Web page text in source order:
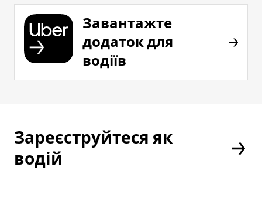
Завантажте
додаток для
водіїв
Зареєструйтеся як
водій